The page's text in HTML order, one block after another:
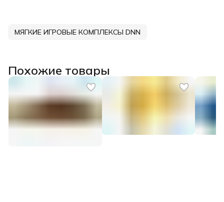
МЯГКИЕ ИГРОВЫЕ КОМПЛЕКСЫ DNN
Похожие товары